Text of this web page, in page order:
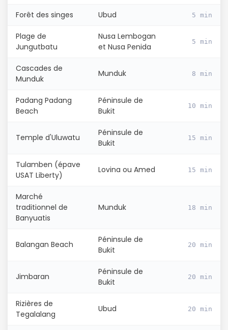
Forêt des singes Ubud 5 min
Plage de
Jungutbatu
Nusa Lembogan
et Nusa Penida
5 min
Cascades de
Munduk
Munduk 8 min
Padang Padang
Beach
Péninsule de
Bukit
10 min
Temple d'Uluwatu
Péninsule de
Bukit
15 min
Tulamben (épave
USAT Liberty)
Lovina ou Amed 15 min
Marché
traditionnel de
Banyuatis
Munduk 18 min
Balangan Beach
Péninsule de
Bukit
20 min
Jimbaran
Péninsule de
Bukit
20 min
Rizières de
Tegalalang
Ubud 20 min
confidentialité.